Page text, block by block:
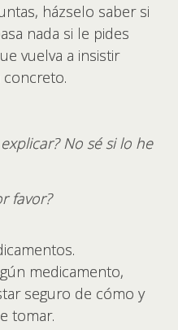
házselo saber si
nada si le pides
vuelva a insistir
No sé si lo he
favor?
medicamento,
seguro de cómo y
tomar.